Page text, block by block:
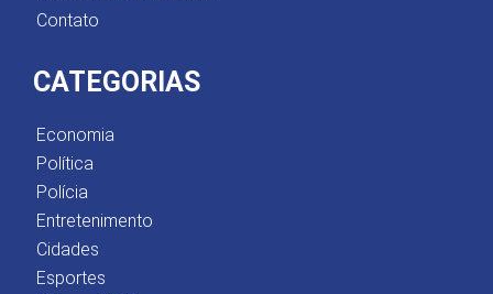
Contato
CATEGORIAS
Economia
Política
Polícia
Entretenimento
Cidades
Esportes